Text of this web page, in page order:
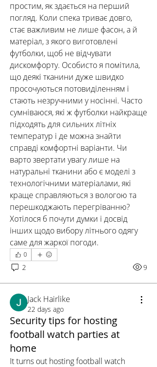
простим, як здається на перший
погляд. Коли спека триває довго,
стає важливим не лише фасон, а й
матеріал, з якого виготовлені
футболки, щоб не відчувати
дискомфорту. Особисто я помітила,
що деякі тканини дуже швидко
просочуються потовиділенням і
стають незручними у носінні. Часто
сумніваюся, які ж футболки найкраще
підходять для сильних літніх
температур і де можна знайти
справді комфортні варіанти. Чи
варто звертати увагу лише на
натуральні тканини або є моделі з
технологічними матеріалами, які
краще справляються з вологою та
перешкоджають перегріванню?
Хотілося б почути думки і досвід
інших щодо вибору літнього одягу
саме для жаркої погоди.
0
2 9
Jack Hairlike
22 days ago
Security tips for hosting
football watch parties at
home
It turns out hosting football watch